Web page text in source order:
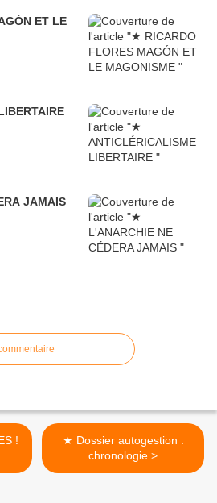
ET LE
JAMAIS
!
★ Dossier autogestion :
chronologie >